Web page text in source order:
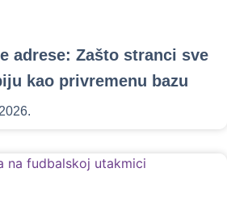
adrese: Zašto stranci sve
kao privremenu bazu